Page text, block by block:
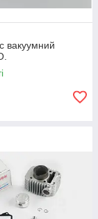
вакуумний